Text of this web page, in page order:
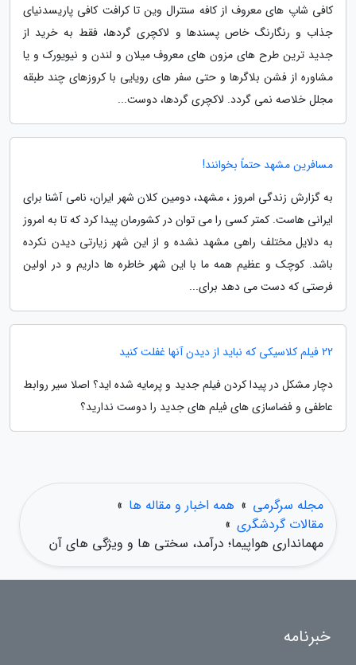
کافی شاپ های معروف از کافه سنترال وین تا کرافت کافی پاریسدنیای
جذاب و رنگارنگ خاص پسندها و لاکچری گردها، فقط به خرید از
جدید ترین طرح های مزون های معروف میلان و لندن و نیویورک و یا
مشاوره از فشن بلاگرها و حتی سفر های رویایی با کروزهای چند طبقه
مجلل خلاصه نمی گردد. لاکچری گردها، دوست...
مسافرین مشهد حتماً بخوانند!
به گزارش زندگی امروز ، مشهد، دومین کلان شهر ایران، نامی آشنا برای
ایرانی هاست. کمتر کسی را می توان در کشورمان پیدا کرد که تا به امروز
به دلایل مختلف راهی مشهد نشده و از این شهر زیارتی دیدن نکرده
باشد. کوچک و عظیم همه ما با این شهر خاطره ها داریم و در اولین
فرصتی که دست می دهد برای...
22 فیلم کلاسیکی که نباید از دیدن آنها غفلت کنید
دچار مشکل در پیدا کردن فیلم جدید و پرمایه شده اید؟ اصلا سیر روابط
عاطفی و فضاسازی های فیلم های جدید را دوست ندارید؟
مجله سرگرمی » همه اخبار و مقاله ها »
مقالات گردشگری »
مهمانداری هواپیما؛ درآمد، سختی ها و ویژگی های آن
خبرنامه